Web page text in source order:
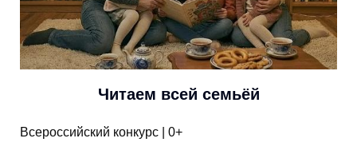
Читаем всей семьёй
Всероссийский конкурс | 0+